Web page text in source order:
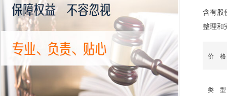
含有股
整理和
价 格
类 型